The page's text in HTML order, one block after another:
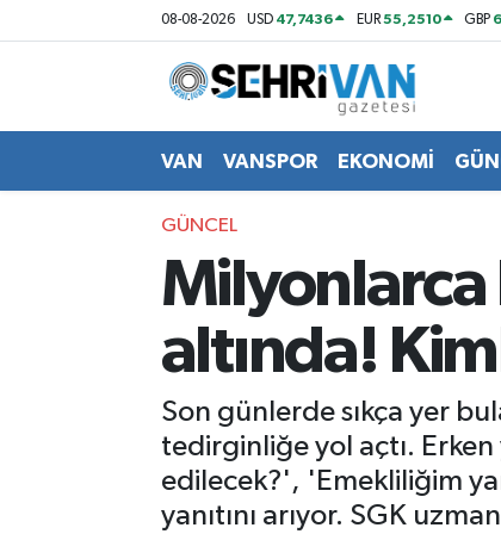
08-08-2026 USD 47,7436 EUR55,2510 GBP
VAN VANSPOR EKONOMİ
GÜNCEL
Milyonlarca
altında!
Son günlerde sıkça yer
tedirginliğe yol açtı.
edilecek?', 'Emekliliğim
yanıtını arıyor. SGK
Van Nöbetçi Eczaneler
Van Hava Durumu
VAN Namaz Vakitleri
Van Trafik Yoğunluk Haritası
Süper Lig Puan Durumu ve Fikstür
Son Dakika Haberleri
Haber Arşivi